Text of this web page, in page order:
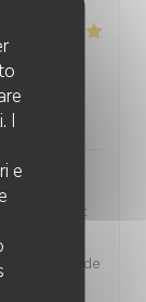
I
e
/ Prezzo
avec
recommande